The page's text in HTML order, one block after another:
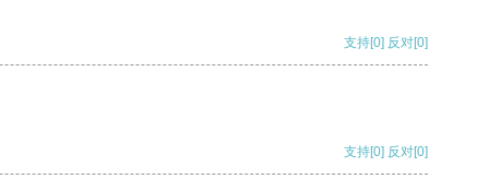
支持[0] 反对[0]
支持[0] 反对[0]